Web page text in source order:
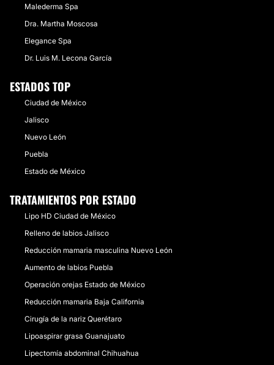
Malederma Spa
Dra. Martha Moscosa
Elegance Spa
Dr. Luis M. Lecona García
ESTADOS TOP
Ciudad de México
Jalisco
Nuevo León
Puebla
Estado de México
TRATAMIENTOS POR ESTADO
Lipo HD Ciudad de México
Relleno de labios Jalisco
Reducción mamaria masculina Nuevo León
Aumento de labios Puebla
Operación orejas Estado de México
Reducción mamaria Baja California
Cirugía de la nariz Querétaro
Lipoaspirar grasa Guanajuato
Lipectomía abdominal Chihuahua